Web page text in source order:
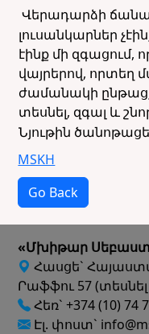
Վերադարձի
լուսանկարներ
էինք մի զգացում,
վայրերով, որտեղ
ժամանակի
տեսնել, զգալ և
Նյութին
MSKH
Go Back
«Մխիթար
Հասցե`
Րաֆֆու 57
Հեռ` +374 (10) 74
Էլ. փոստ`